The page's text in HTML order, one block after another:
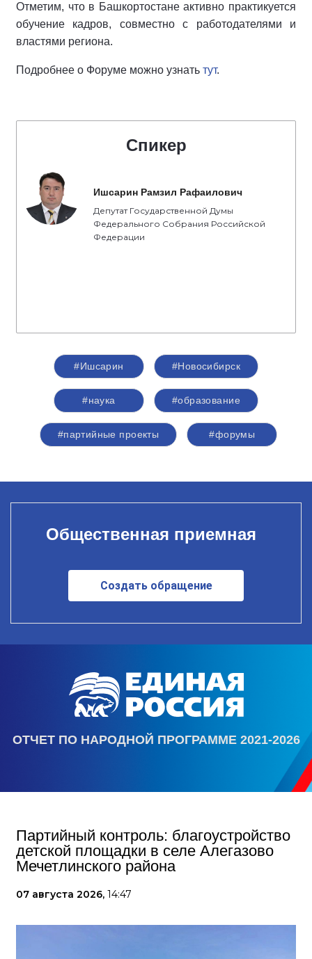
Отметим, что в Башкортостане активно практикуется
обучение кадров, совместно с работодателями и
властями региона.
Подробнее о Форуме можно узнать тут.
Спикер
Ишсарин Рамзил Рафаилович
Депутат Государственной Думы
Федерального Собрания Российской
Федерации
#Ишсарин #Новосибирск
#наука #образование
#партийные проекты #форумы
Общественная приемная
Создать обращение
ОТЧЕТ ПО НАРОДНОЙ ПРОГРАММЕ 2021-2026
Партийный контроль: благоустройство
детской площадки в селе Алегазово
Мечетлинского района
07 августа 2026, 14:47